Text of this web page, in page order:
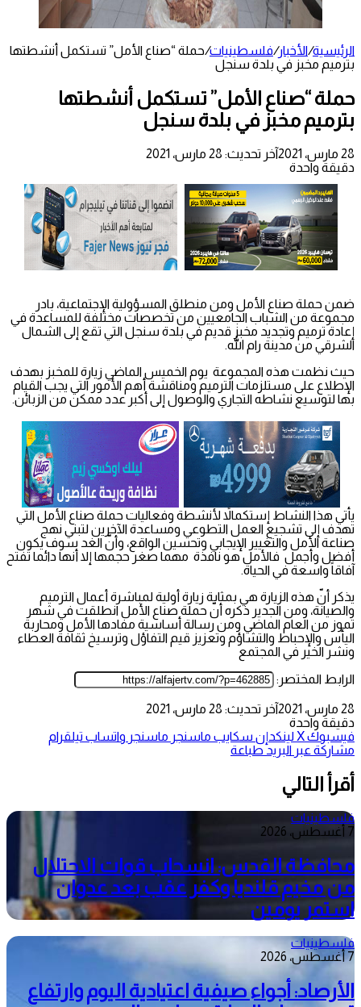
الرئيسية/الأخبار/فلسطينيات/حملة “صناع الأمل” تستكمل أنشطتها
بترميم مخبز في بلدة سنجل
حملة “صناع الأمل” تستكمل أنشطتها
بترميم مخبز في بلدة سنجل
28 مارس، 2021
آخر تحديث: 28 مارس، 2021
دقيقة واحدة
ضمن حملة صناع الأمل ومن منطلق المسؤولية الإجتماعية، بادر
مجموعة من الشباب الجامعيين من تخصصات مختلفة للمساعدة في
إعادة ترميم وتجديد مخبز قديم في بلدة سنجل التي تقع إلى الشمال
الشرقي من مدينة رام الله.
حيث نظمت هذه المجموعة يوم الخميس الماضي زيارة للمخبز بهدف
الإطلاع على مستلزمات الترميم ومناقشة أهم الأمور التي يجب القيام
بها لتوسيع نشاطه التجاري والوصول إلى أكبر عدد ممكن من الزبائن.
يأتي هذا النشاط إستكمالاً لأنشطة وفعاليات حملة صناع الأمل التي
تهدف إلى تشجيع العمل التطوعي ومساعدة الآخرين لتبني نهج
صناعة الأمل والتغيير الإيجابي وتحسين الواقع، وأنّ الغد سوف يكون
أفضل وأجمل فالأمل هو نافذة مهما صغر حجمها إلا أنها دائما تفتح
آفاقاً واسعة في الحياة.
يذكر أنّ هذه الزيارة هي بمثابة زيارة أولية لمباشرة أعمال الترميم
والصيانة، ومن الجدير ذكره أنّ حملة صناع الأمل انطلقت في شهر
تموز من العام الماضي ومن رسالة أساسية مفادها الأمل ومحاربة
اليأس والإحباط والتشاؤم وتعزيز قيم التفاؤل وترسيخ ثقافة العطاء
ونشر الخير في المجتمع
الرابط المختصر:
28 مارس، 2021
آخر تحديث: 28 مارس، 2021
دقيقة واحدة
فيسبوك‫Xلينكدإن سكايب ماسنجر ماسنجر واتساب تيلقرام
مشاركة عبر البريد طباعة
أقرأ التالي
فلسطينيات
7 أغسطس، 2026
محافظة القدس: انسحاب قوات الاحتلال
من مخيم قلنديا وكفر عقب بعد عدوان
استمر يومين
فلسطينيات
7 أغسطس، 2026
الأرصاد: أجواء صيفية اعتيادية اليوم وارتفاع